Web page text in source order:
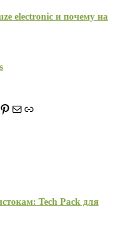
electronic и почему на
vk.com/
t.me/stoneforest
https://
ПочтаСсылка
Tech Pack для